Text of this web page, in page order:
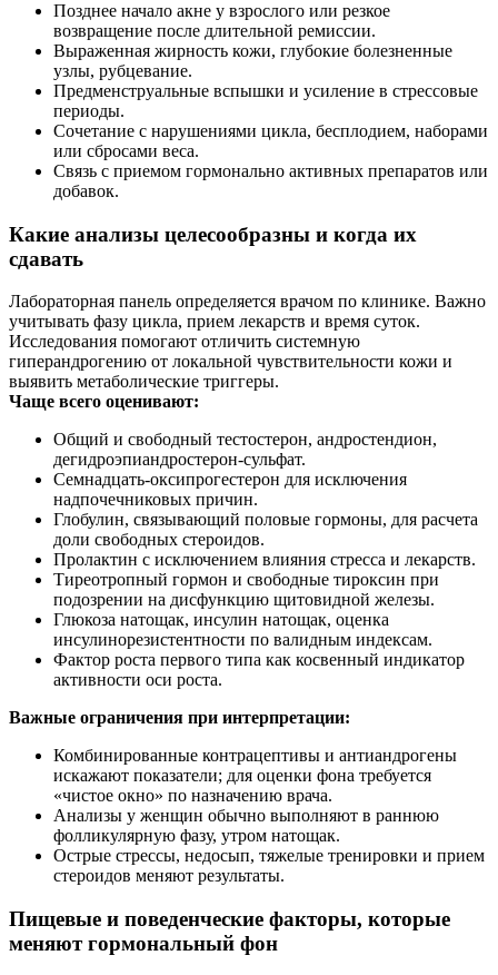
Позднее начало акне у взрослого или резкое
возвращение после длительной ремиссии.
Выраженная жирность кожи, глубокие болезненные
узлы, рубцевание.
Предменструальные вспышки и усиление в стрессовые
периоды.
Сочетание с нарушениями цикла, бесплодием, наборами
или сбросами веса.
Связь с приемом гормонально активных препаратов или
добавок.
Какие анализы целесообразны и когда их
сдавать
Лабораторная панель определяется врачом по клинике. Важно
учитывать фазу цикла, прием лекарств и время суток.
Исследования помогают отличить системную
гиперандрогению от локальной чувствительности кожи и
выявить метаболические триггеры.
Чаще всего оценивают:
Общий и свободный тестостерон, андростендион,
дегидроэпиандростерон‑сульфат.
Семнадцать‑оксипрогестерон для исключения
надпочечниковых причин.
Глобулин, связывающий половые гормоны, для расчета
доли свободных стероидов.
Пролактин с исключением влияния стресса и лекарств.
Тиреотропный гормон и свободные тироксин при
подозрении на дисфункцию щитовидной железы.
Глюкоза натощак, инсулин натощак, оценка
инсулинорезистентности по валидным индексам.
Фактор роста первого типа как косвенный индикатор
активности оси роста.
Важные ограничения при интерпретации:
Комбинированные контрацептивы и антиандрогены
искажают показатели; для оценки фона требуется
«чистое окно» по назначению врача.
Анализы у женщин обычно выполняют в раннюю
фолликулярную фазу, утром натощак.
Острые стрессы, недосып, тяжелые тренировки и прием
стероидов меняют результаты.
Пищевые и поведенческие факторы, которые
меняют гормональный фон